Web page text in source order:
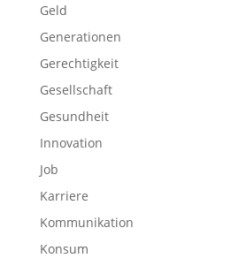
Geld
Generationen
Gerechtigkeit
Gesellschaft
Gesundheit
Innovation
Job
Karriere
Kommunikation
Konsum